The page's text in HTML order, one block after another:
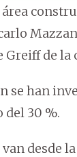
Greiff de
se han
del 30 %.
desde